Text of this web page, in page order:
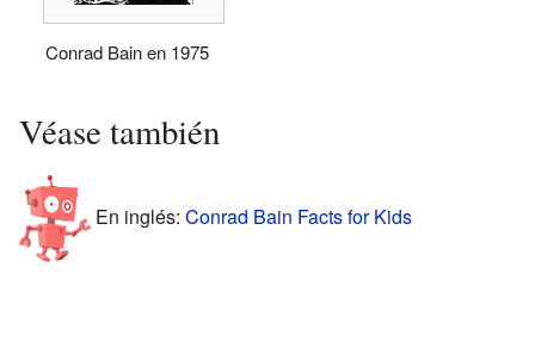
Conrad Bain en 1975
Véase también
En inglés: Conrad Bain Facts for Kids